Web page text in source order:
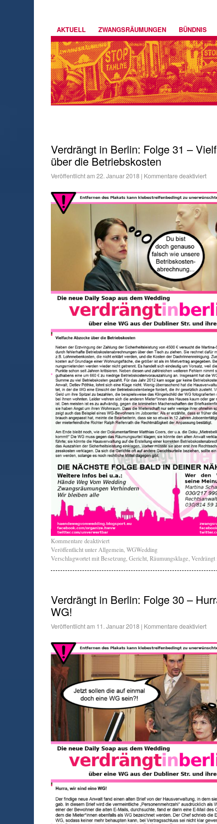
AKTUELL ZWANGSRÄUMUNGEN BÜNDNIS
Verdrängt in Berlin: Folge 31 –
über die Betriebskosten
Veröffentlicht am22. Januar 2018 | Kommentare deaktiviert
Kommentare deaktiviert
Veröffentlicht unterAllgemein,WGWedding
Verschlagwortet mitBesetzung,Gericht,Räumungsklage,
Verdrängt in Berlin: Folge 30 –
WG!
Veröffentlicht am 11. Januar 2018 | Kommentare deaktiviert